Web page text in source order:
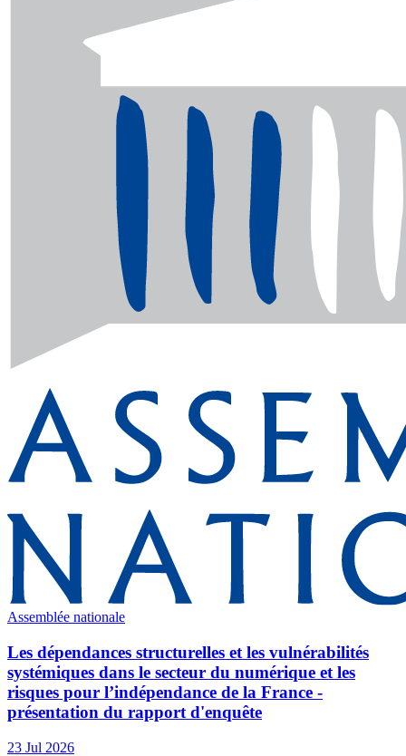
Assemblée nationale
Les dépendances structurelles et les vulnérabilités
systémiques dans le secteur du numérique et les
risques pour l’indépendance de la France -
présentation du rapport d'enquête
23 Jul 2026